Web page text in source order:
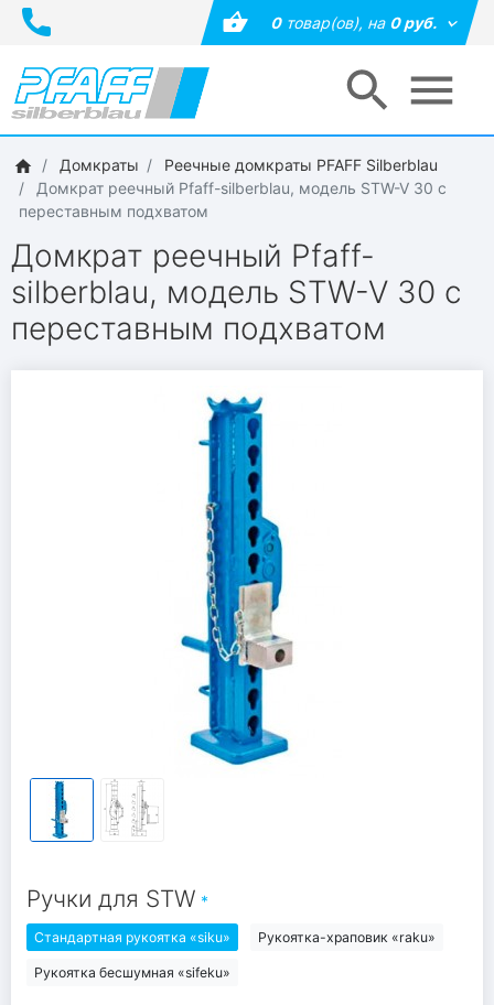
0товар(ов),на0 руб.
Домкраты
Реечные домкраты PFAFF Silberblau
Домкрат реечный Pfaff-silberblau, модель STW-V 30 с
переставным подхватом
Домкрат реечный Pfaff-
silberblau, модель STW-V 30 с
переставным подхватом
Ручки для STW
Стандартная рукоятка «siku» Рукоятка-храповик «raku»
Рукоятка бесшумная «sifeku»